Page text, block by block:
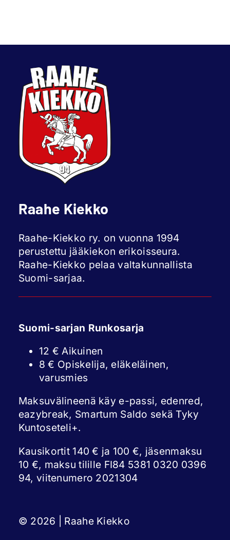
Raahe Kiekko
Raahe-Kiekko ry. on vuonna 1994
perustettu jääkiekon erikoisseura.
Raahe-Kiekko pelaa valtakunnallista
Suomi-sarjaa.
Suomi-sarjan Runkosarja
12 € Aikuinen
8 € Opiskelija, eläkeläinen,
varusmies
Maksuvälineenä käy e-passi, edenred,
eazybreak, Smartum Saldo sekä Tyky
Kuntoseteli+.
Kausikortit 140 € ja 100 €, jäsenmaksu
10 €, maksu tilille FI84 5381 0320 0396
94, viitenumero 2021304
© 2026 | Raahe Kiekko